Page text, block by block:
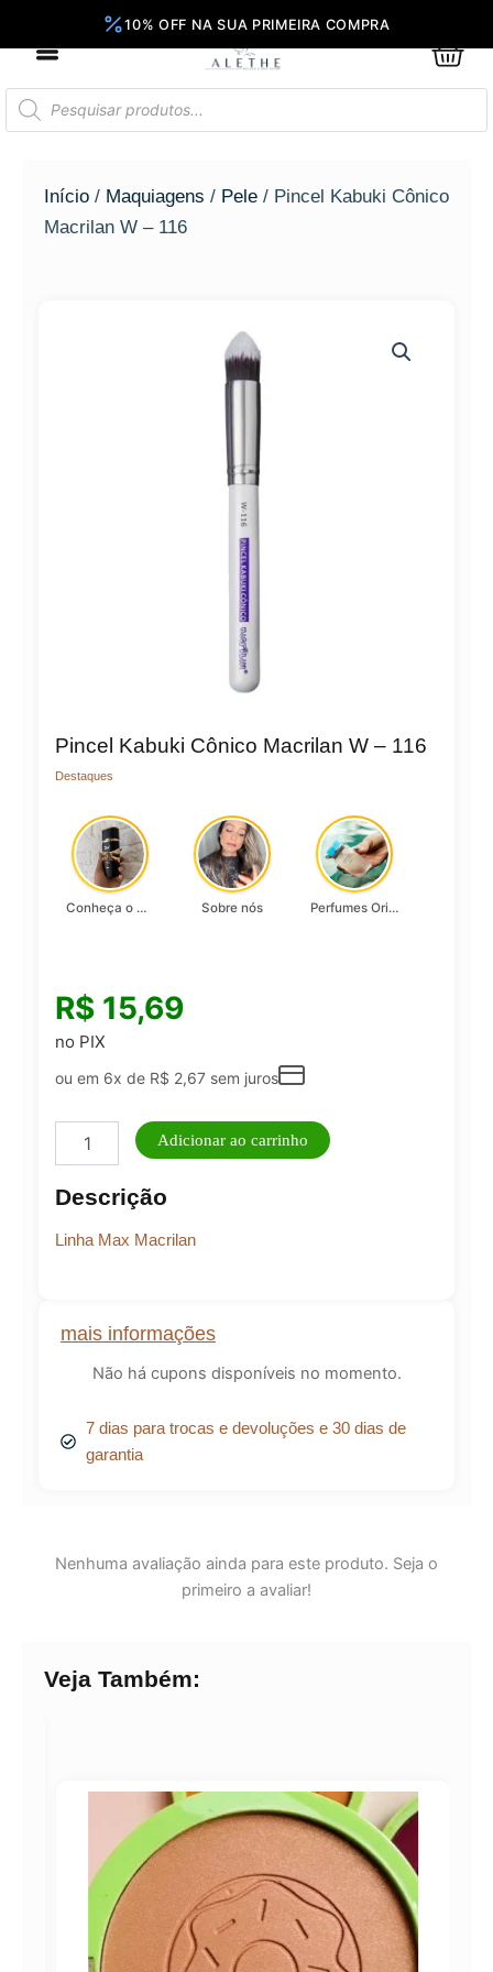
conteúdo
Pesquisar
produtos
Início / Maquiagens / Pele / Pincel Kabuki Cônico
Macrilan W – 116
mais informações
Não há cupons disponíveis no momento.
7 dias para trocas e devoluções e 30 dias de
garantia
Pincel Kabuki Cônico Macrilan W – 116
Destaques
Conheça o Asad, da Lattafa… Sobre nós Perfumes Originais
R$ 15,69
no PIX
ou em 6x de R$ 2,67 sem juros
Kabuki
Macrilan
-
Adicionar ao carrinho
Descrição
Linha Max Macrilan
Nenhuma avaliação ainda para este produto. Seja o
primeiro a avaliar!
Veja Também: